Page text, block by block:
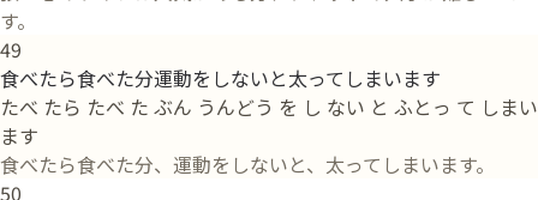
す。
49
食べたら食べた分運動をしないと太ってしまいます
たべ たら たべ た ぶん うんどう を し ない と ふとっ て しまい
ます
食べたら食べた分、運動をしないと、太ってしまいます。
50